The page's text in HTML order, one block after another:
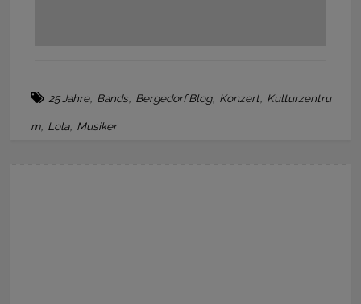
25 Jahre, Bands, Bergedorf Blog, Konzert, Kulturzentru
m, Lola, Musiker